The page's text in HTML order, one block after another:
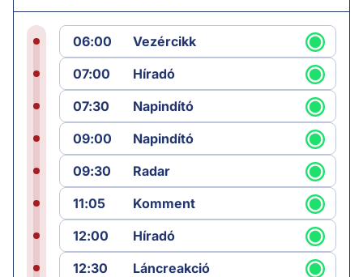
06:00
Vezércikk
07:00
Híradó
07:30
Napindító
09:00
Napindító
09:30
Radar
11:05
Komment
12:00
Híradó
12:30
Láncreakció